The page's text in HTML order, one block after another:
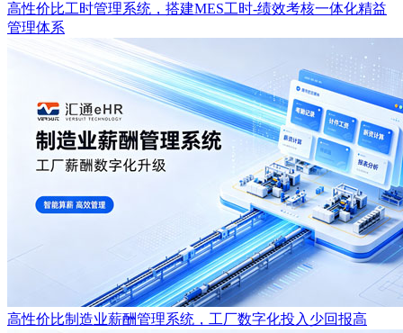
高性价比工时管理系统，搭建MES工时-绩效考核一体化精益
管理体系
高性价比制造业薪酬管理系统，工厂数字化投入少回报高